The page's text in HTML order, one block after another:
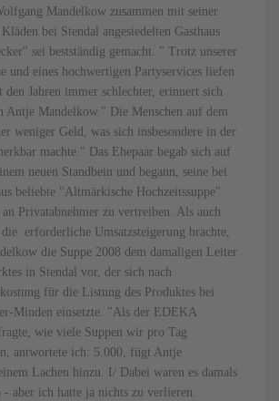
Mandelkow zusammen mit seiner
bei Stendal angesiedelten Gasthaus
sei bestständig gemacht. " Trotz unserer
und eines hochwertigen Partyservices liefen
den Jahren immer schlechter, erinnert sich
Antje Mandelkow." Die Menschen auf dem
weniger Geld, was sich insbesondere in der
machte." Das Ehepaar begab sich auf
neuen Standbein und begann, seine bei
beliebte "Altmärkische Hochzeitssuppe"
Privatabnehmer zu vertreiben. Als auch
erforderliche Umsatzsteigerung brachte,
die Suppe 2008 dem damaligen Leiter
in Stendal vor, der sich nach
für die Listung des Produktes bei
Minden einsetzte. "Als der EDEKA
wie viele Suppen wir pro Tag
antwortete ich: 5.000, fügt Antje
Lachen hinzu. I/ Dabei waren es damals
- aber ich hatte ja nichts zu verlieren.